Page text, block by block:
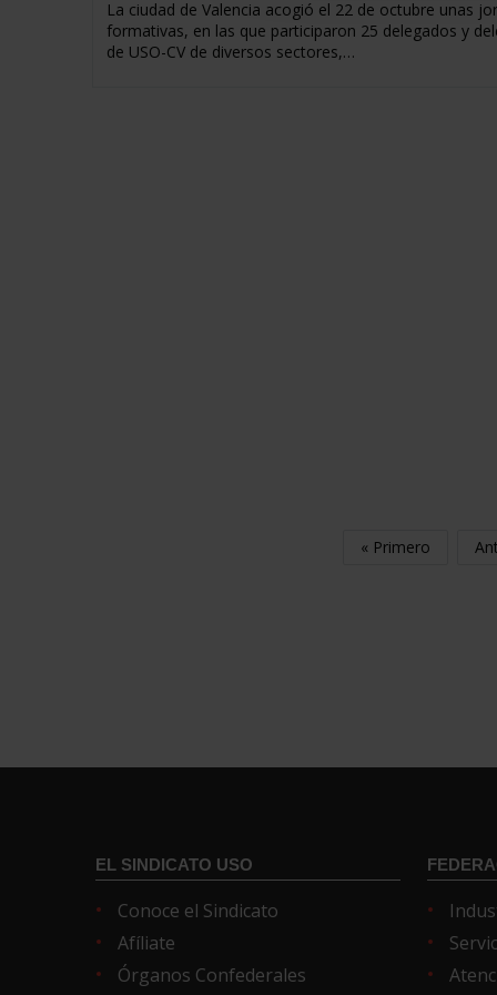
La ciudad de Valencia acogió el 22 de octubre unas
formativas, en las que participaron 25 delegados y
de USO-CV de diversos sectores,…
« Primero
EL SINDICATO USO
Conoce el Sindicato
Afíliate
Órganos Confederales